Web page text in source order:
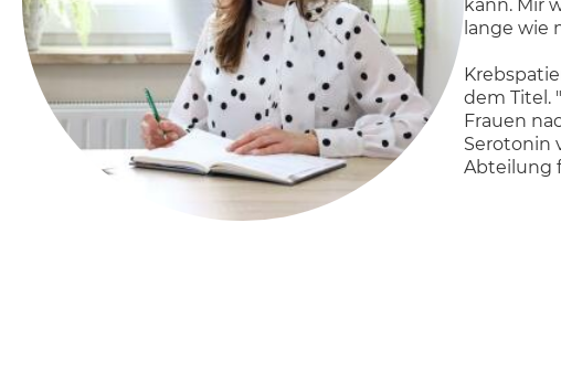
kann. Mir
lange wie
dem Titel.
Frauen
Serotonin
Abteilung
Arbeit in
Poznań